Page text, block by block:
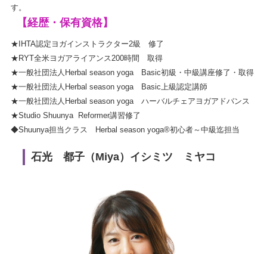
す。
【経歴・保有資格】
★IHTA認定ヨガインストラクター2級 修了
★RYT全米ヨガアライアンス200時間 取得
★一般社団法人Herbal season yoga Basic初級・中級講座修了・取得
★一般社団法人Herbal season yoga Basic上級認定講師
★一般社団法人Herbal season yoga ハーバルチェアヨガアドバンス
★Studio Shuunya Reformer講習修了
◆Shuunya担当クラス Herbal season yoga®初心者～中級迄担当
石光 都子（Miya）イシミツ ミヤコ